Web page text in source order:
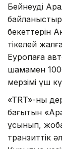
Бейнеуді
бекеттерін
тікелей
Еуропаға
шамамен
мерзімі үш
«TRT»-ның
бағытын
ұсынып,
транзиттік